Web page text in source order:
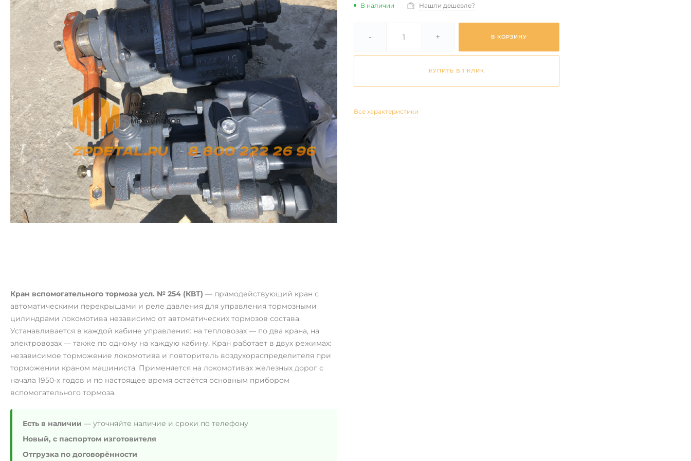
Кран вспомогательного тормоза усл. № 254 (КВТ) — прямодействующий кран с
автоматическими перекрышами и реле давления для управления тормозными
цилиндрами локомотива независимо от автоматических тормозов состава.
Устанавливается в каждой кабине управления: на тепловозах — по два крана, на
электровозах — также по одному на каждую кабину. Кран работает в двух режимах:
независимое торможение локомотива и повторитель воздухораспределителя при
торможении краном машиниста. Применяется на локомотивах железных дорог с
начала 1950-х годов и по настоящее время остаётся основным прибором
вспомогательного тормоза.
Есть в наличии — уточняйте наличие и сроки по телефону
Новый, с паспортом изготовителя
Отгрузка по договорённости
В наличии Нашли дешевле?
- + В КОРЗИНУ
КУПИТЬ В 1 КЛИК
Все характеристики